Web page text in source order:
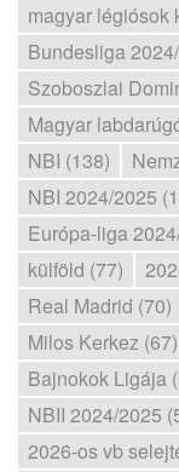
magyar légiósok
Bundesliga
Szoboszlai
Magyar
NBI (138)
NBI 2024/2025
Európa-liga
külföld (77)
Real Madrid (70)
Milos Kerkez (67)
Bajnokok Ligája
NBII 2024/2025
2026-os vb